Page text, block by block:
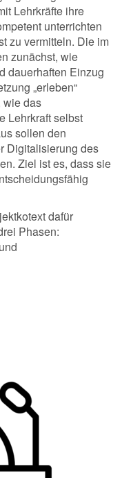
Lehrkräfte ihre
unterrichten
zu vermitteln. Die im
zunächst, wie
dauerhaften Einzug
„erleben“
wie das
Lehrkraft selbst
sollen den
Digitalisierung des
Ziel ist es, dass sie
dafür
Phasen: